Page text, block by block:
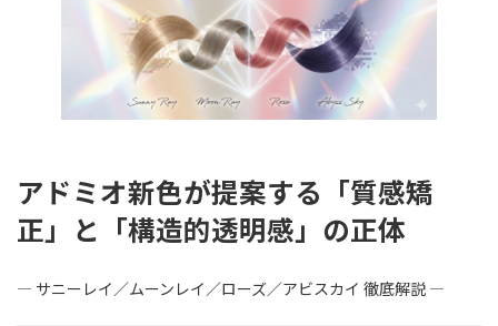
アドミオ新色が提案する「質感矯
正」と「構造的透明感」の正体
― サニーレイ／ムーンレイ／ローズ／アビスカイ 徹底解説 ―